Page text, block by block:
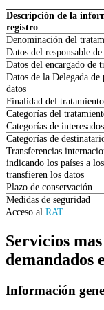
Descripción de la
registro
Denominación del
Datos del responsable
Datos del encargado de
Datos de la Delegada de
datos
Finalidad del tratamiento
Categorías del
Categorías de interesados
Categorías de
Transferencias
indicando los países a
transfieren los datos
Plazo de conservación
Medidas de seguridad
Acceso al RAT
Servicios mas
demandados
Información